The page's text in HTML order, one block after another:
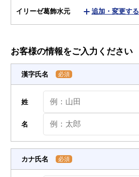
その他
イリーゼ葛飾水元 追加・変更する
お客様の情報をご入力ください
漢字氏名 必須
姓
名
カナ氏名 必須